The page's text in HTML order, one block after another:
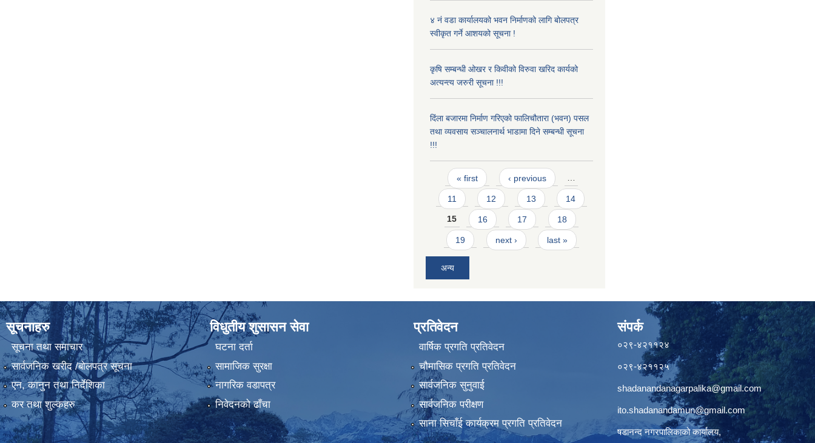
४ नं वडा कार्यालयको भवन निर्माणको लागि बोलपत्र
स्वीकृत गर्ने आशयको सूचना !
कृषि सम्बन्धी ओखर र किवीको विरुवा खरिद कार्यको
अत्यन्त्य जरुरी सूचना !!!
दिंला बजारमा निर्माण गरिएको फालिचौतारा (भवन) पसल
तथा व्यवसाय सञ्चालनार्थ भाडामा दिने सम्बन्धी सूचना
!!!
Pages
« first ‹ previous …
11 12 13 14
15 16 17 18
19 next › last »
अन्य
सूचनाहरु
सूचना तथा समाचार
सार्वजनिक खरीद /बोलपत्र सूचना
एन, कानुन तथा निर्देशिका
कर तथा शुल्कहरु
विधुतीय शुसासन सेवा
घटना दर्ता
सामाजिक सुरक्षा
नागरिक वडापत्र
निवेदनको ढाँचा
प्रतिवेदन
वार्षिक प्रगति प्रतिवेदन
चौमासिक प्रगति प्रतिवेदन
सार्वजनिक सुनुवाई
सार्वजनिक परीक्षण
साना सिचाँई कार्यक्रम प्रगति प्रतिवेदन
संपर्क
०२९-४२११२४
०२९-४२११२५
shadanandanagarpalika@gmail.com
ito.shadanandamun@gmail.com
षडानन्द नगरपालिकाको कार्यालय,